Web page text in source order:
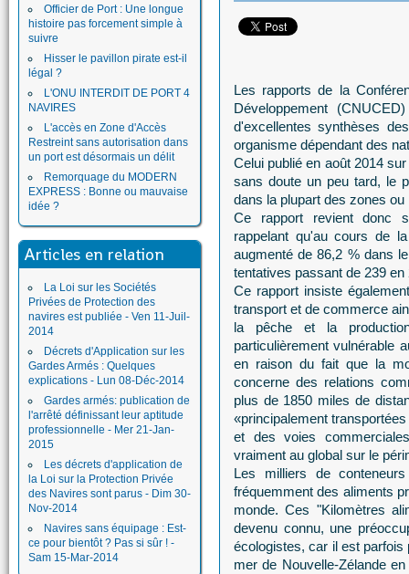
Officier de Port : Une longue
histoire pas forcement simple à
suivre
Hisser le pavillon pirate est-il
légal ?
L'ONU INTERDIT DE PORT 4
NAVIRES
L'accès en Zone d'Accès
Restreint sans autorisation dans
un port est désormais un délit
Remorquage du MODERN
EXPRESS : Bonne ou mauvaise
idée ?
Articles en relation
La Loi sur les Sociétés
Privées de Protection des
navires est publiée - Ven 11-Juil-
2014
Décrets d'Application sur les
Gardes Armés : Quelques
explications - Lun 08-Déc-2014
Gardes armés: publication de
l'arrêté définissant leur aptitude
professionnelle - Mer 21-Jan-
2015
Les décrets d'application de
la Loi sur la Protection Privée
des Navires sont parus - Dim 30-
Nov-2014
Navires sans équipage : Est-
ce pour bientôt ? Pas si sûr ! -
Sam 15-Mar-2014
Les rapports de la
Développement
d'excellentes synthèses
organisme dépendant des
Celui publié en août 2014
sans doute un peu tard, le
dans la plupart des zones
Ce rapport revient donc
rappelant qu'au cours de
augmenté de 86,2 % dans
tentatives passant de 239 en
Ce rapport insiste
transport et de commerce
la pêche et la
particulièrement vulnérable
en raison du fait que la
concerne des relations
plus de 1850 miles de
«principalement
et des voies
vraiment au global sur le
Les milliers de
fréquemment des aliments
monde. Ces "Kilomètres
devenu connu, une
écologistes, car il est parfois
mer de Nouvelle-Zélande